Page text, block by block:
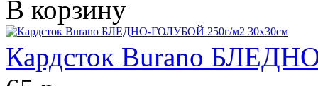
В корзину
Кардсток Burano